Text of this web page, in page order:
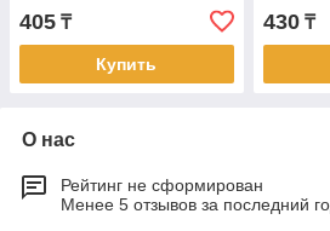
405 ₸
Купить
430₸
О нас
Рейтинг не сформирован
Менее 5 отзывов за последний